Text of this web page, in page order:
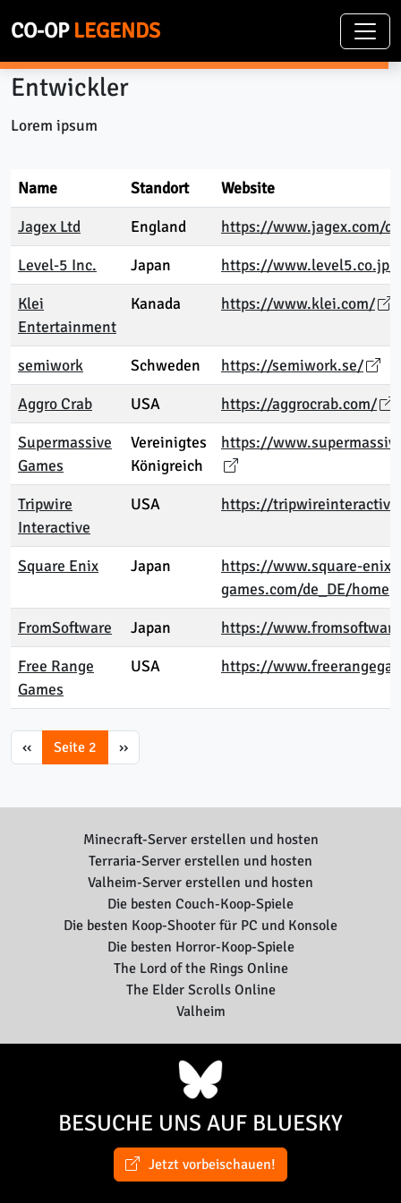
CO-OPLEGENDS
Entwickler
Lorem ipsum
Name Standort
Website
Jagex Ltd
England
https://www.jagex.com/
Level-5 Inc.
Japan
https://www.level5.co.jp/
Klei
Entertainment
Kanada https://www.klei.com/
semiwork Schweden
https://semiwork.se/
Aggro Crab
USA
https://aggrocrab.com/
Supermassive
Games
Vereinigtes
Königreich
https://
Tripwire
Interactive
USA https://
Square Enix Japan
https://www.square-enix-
games.com/de_DE/home
FromSoftware
Japan
https://
Free Range
Games
USA https://
Pagination
Previous page
‹‹ Seite 2 Next page
››
Minecraft-Server erstellen und hosten
Terraria-Server erstellen und hosten
Valheim-Server erstellen und hosten
Die besten Couch-Koop-Spiele
Die besten Koop-Shooter für PC und Konsole
Die besten Horror-Koop-Spiele
The Lord of the Rings Online
The Elder Scrolls Online
Valheim
BESUCHE UNS AUF BLUESKY
Jetzt vorbeischauen!